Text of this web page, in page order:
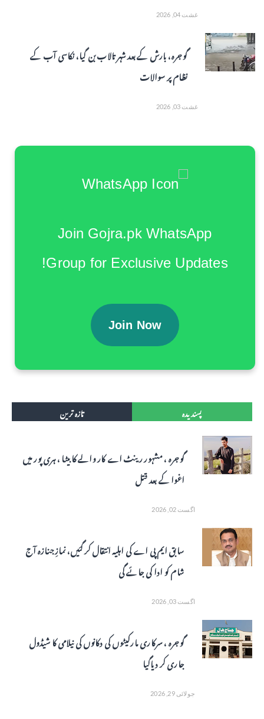
غشت 04, 2026
گوجرہ، بارش کے بعد شہر تالاب بن گیا، نکاسی آب کے
نظام پر سوالات
غشت 03, 2026
Join Gojra.pk WhatsApp
Group for Exclusive Updates!
Join Now
پسندیدہ تازہ ترین
گوجرہ ، مشہور رینٹ اے کار والے کا بیٹا ، ہری پور میں
اغوا کے بعد قتل
اگست 02, 2026
سابق ایم پی اے کی اہلیہ انتقال کر گئیں، نمازِ جنازہ آج
شام کو ادا کی جائے گی
اگست 03, 2026
گوجرہ ، سرکاری مارکیٹوں کی دکانوں کی نیلامی کا شیڈول
جاری کر دیاگیا
جولائی 29, 2026